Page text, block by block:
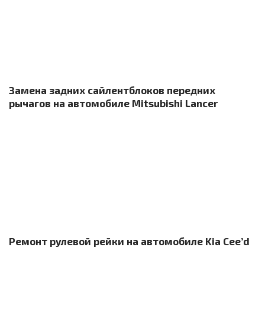
Замена задних сайлентблоков передних
рычагов на автомобиле Mitsubishi Lancer
Ремонт рулевой рейки на автомобиле Kia Cee’d